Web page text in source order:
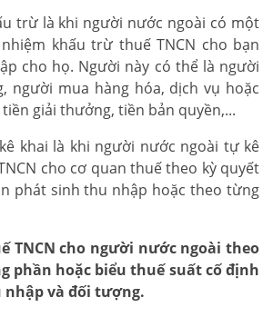
trừ là khi người nước ngoài có một
khấu trừ thuế TNCN cho bạn
cho họ. Người này có thể là người
người mua hàng hóa, dịch vụ hoặc
giải thưởng, tiền bản quyền,...
khai là khi người nước ngoài tự kê
cho cơ quan thuế theo kỳ quyết
phát sinh thu nhập hoặc theo từng
TNCN cho người nước ngoài theo
phần hoặc biểu thuế suất cố định
và đối tượng.